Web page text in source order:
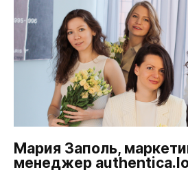
Мария Заполь,
менеджер